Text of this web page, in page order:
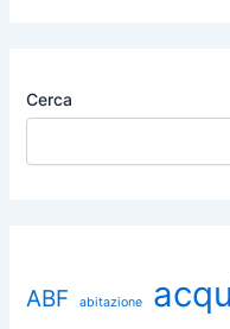
Cerca
ABF abitazione